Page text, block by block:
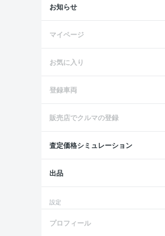
お知らせ
マイページ
お気に入り
登録車両
販売店でクルマの登録
査定価格シミュレーション
出品
設定
プロフィール